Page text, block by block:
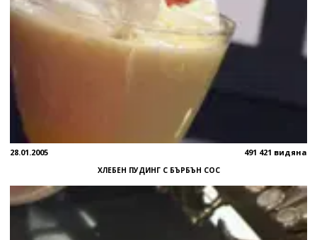
28.01.2005 491 421 видяна
ХЛЕБЕН ПУДИНГ С БЪРБЪН СОС